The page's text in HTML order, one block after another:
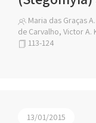
Maria das Graças
de Carvalho, Victor A.
113-124
13/01/2015